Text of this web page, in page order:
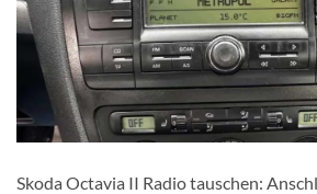
Skoda Octavia II Radio tauschen: